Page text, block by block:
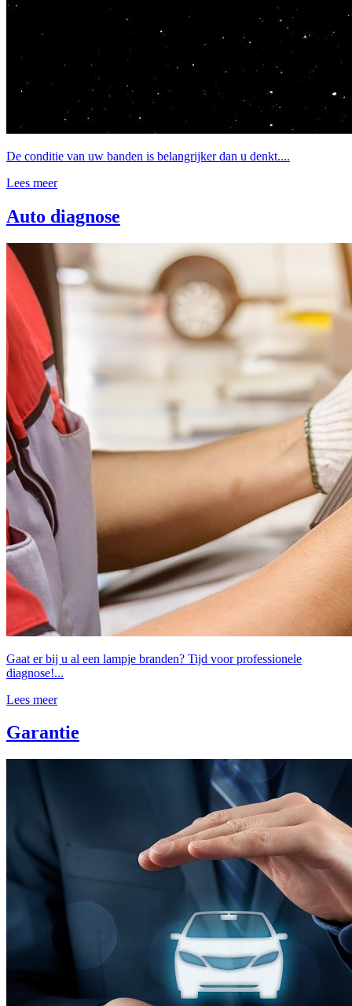
De conditie van uw banden is belangrijker dan u denkt....
Lees meer
Auto diagnose
Gaat er bij u al een lampje branden? Tijd voor professionele
diagnose!...
Lees meer
Garantie